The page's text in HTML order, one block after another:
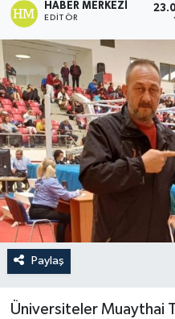
HABER MERKEZI
EDITÖR
Paylaş
Üniversiteler Muaythai